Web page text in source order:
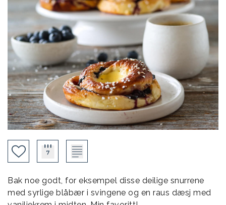
Bak noe godt, for eksempel disse deilige snurrene
med syrlige blåbær i svingene og en raus dæsj med